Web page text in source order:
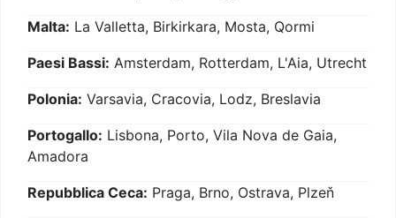
Malta: La Valletta, Birkirkara, Mosta, Qormi
Paesi Bassi: Amsterdam, Rotterdam, L'Aia, Utrecht
Polonia: Varsavia, Cracovia, Lodz, Breslavia
Portogallo: Lisbona, Porto, Vila Nova de Gaia,
Amadora
Repubblica Ceca: Praga, Brno, Ostrava, Plzeň